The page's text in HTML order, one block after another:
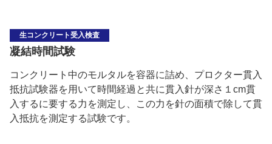
生コンクリート受入検査
凝結時間試験
コンクリート中のモルタルを容器に詰め、プロクター貫入
抵抗試験器を用いて時間経過と共に貫入針が深さ１cm貫
入するに要する力を測定し、この力を針の面積で除して貫
入抵抗を測定する試験です。